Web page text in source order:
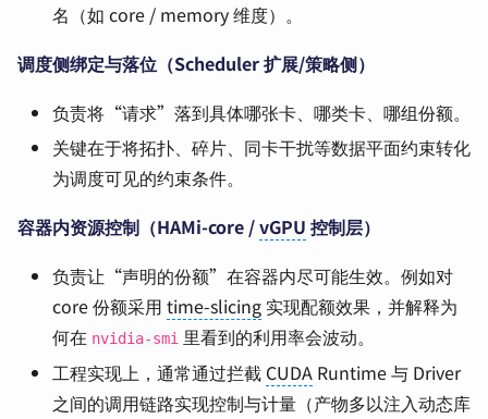
名（如 core / memory 维度）。
调度侧绑定与落位（Scheduler 扩展/策略侧）
负责将“请求”落到具体哪张卡、哪类卡、哪组份额。
关键在于将拓扑、碎片、同卡干扰等数据平面约束转化
为调度可见的约束条件。
容器内资源控制（HAMi-core /vGPU 控制层）
负责让“声明的份额”在容器内尽可能生效。例如对
core 份额采用 time-slicing 实现配额效果，并解释为
何在 nvidia-smi 里看到的利用率会波动。
工程实现上，通常通过拦截 CUDA Runtime 与 Driver
之间的调用链路实现控制与计量（产物多以注入动态库